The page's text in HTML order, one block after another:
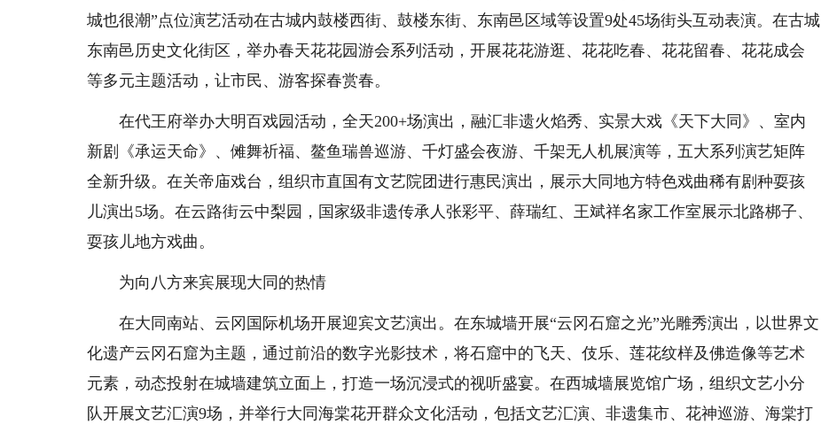
城也很潮”点位演艺活动在古城内鼓楼西街、鼓楼东街、东南邑区域等设置9处45场街头互动表演。在古城
东南邑历史文化街区，举办春天花花园游会系列活动，开展花花游逛、花花吃春、花花留春、花花成会
等多元主题活动，让市民、游客探春赏春。
在代王府举办大明百戏园活动，全天200+场演出，融汇非遗火焰秀、实景大戏《天下大同》、室内
新剧《承运天命》、傩舞祈福、鳌鱼瑞兽巡游、千灯盛会夜游、千架无人机展演等，五大系列演艺矩阵
全新升级。在关帝庙戏台，组织市直国有文艺院团进行惠民演出，展示大同地方特色戏曲稀有剧种耍孩
儿演出5场。在云路街云中梨园，国家级非遗传承人张彩平、薛瑞红、王斌祥名家工作室展示北路梆子、
耍孩儿地方戏曲。
为向八方来宾展现大同的热情
在大同南站、云冈国际机场开展迎宾文艺演出。在东城墙开展“云冈石窟之光”光雕秀演出，以世界文
化遗产云冈石窟为主题，通过前沿的数字光影技术，将石窟中的飞天、伎乐、莲花纹样及佛造像等艺术
元素，动态投射在城墙建筑立面上，打造一场沉浸式的视听盛宴。在西城墙展览馆广场，组织文艺小分
队开展文艺汇演9场，并举行大同海棠花开群众文化活动，包括文艺汇演、非遗集市、花神巡游、海棠打